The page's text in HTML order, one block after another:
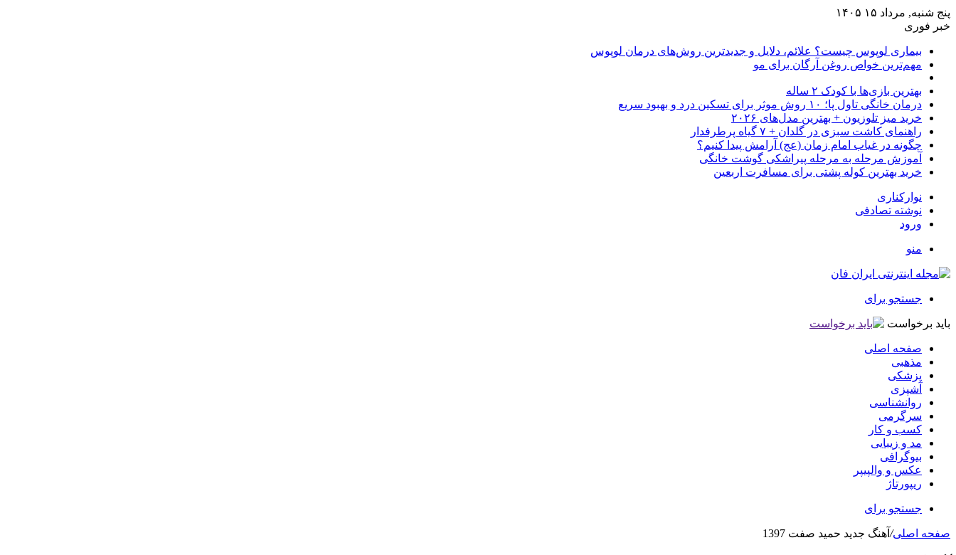
پنج شنبه, مرداد ۱۵ ۱۴۰۵
خبر فوری
بیماری لوپوس چیست؟ علائم، دلایل و جدیدترین روش‌های درمان لوپوس
مهم‌ترین خواص روغن آرگان برای مو
بهترین بازی‌ها با کودک ۲ ساله
درمان خانگی تاول پا؛ ۱۰ روش موثر برای تسکین درد و بهبود سریع
خرید میز تلوزیون + بهترین مدل‌های ۲۰۲۶
راهنمای کاشت سبزی در گلدان + ۷ گیاه پرطرفدار
چگونه در غیاب امام زمان (عج) آرامش پیدا کنیم؟
آموزش مرحله به مرحله پیراشکی گوشت خانگی
خرید بهترین کوله پشتی برای مسافرت اربعین
نوارکناری
نوشته تصادفی
ورود
منو
جستجو برای
باید برخواست
صفحه اصلی
مذهبی
پزشکی
آشپزی
روانشناسی
سرگرمی
کسب و کار
مد و زیبایی
بیوگرافی
عکس و والپیپر
ریپورتاژ
جستجو برای
صفحه اصلی/ آهنگ جديد حمید صفت 1397